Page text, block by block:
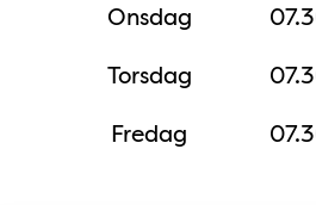
Onsdag
Torsdag
Fredag